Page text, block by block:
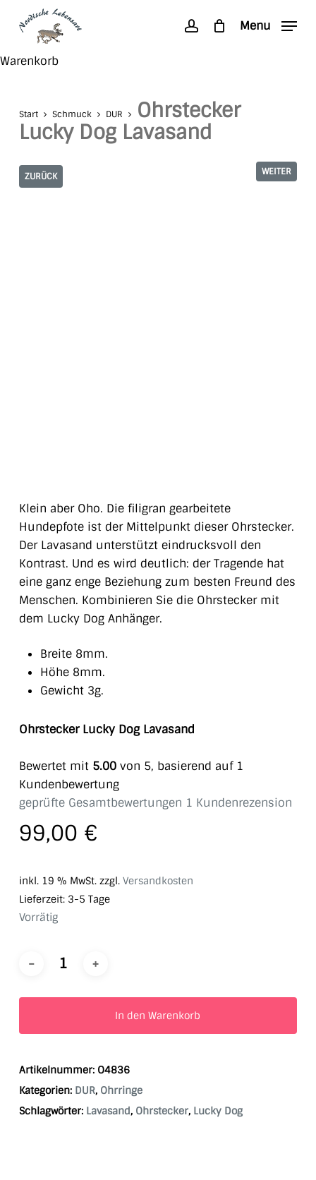
content
accountMenu
WarenkorbClose
Start Schmuck DUR
Ohrstecker
Lucky Dog Lavasand
ZURÜCK WEITER
Klein aber Oho. Die filigran gearbeitete
Hundepfote ist der Mittelpunkt dieser Ohrstecker.
Der Lavasand unterstützt eindrucksvoll den
Kontrast. Und es wird deutlich: der Tragende hat
eine ganz enge Beziehung zum besten Freund des
Menschen. Kombinieren Sie die Ohrstecker mit
dem Lucky Dog Anhänger.
Breite 8mm.
Höhe 8mm.
Gewicht 3g.
Ohrstecker Lucky Dog Lavasand
Bewertet mit 5.00von 5, basierend auf 1
Kundenbewertung
geprüfte Gesamtbewertungen 1 Kundenrezension
99,00 €
inkl. 19 % MwSt. zzgl. Versandkosten
Lieferzeit: 3-5 Tage
Vorrätig
In den Warenkorb
Artikelnummer: O4836
Kategorien: DUR, Ohrringe
Schlagwörter: Lavasand, Ohrstecker, Lucky Dog